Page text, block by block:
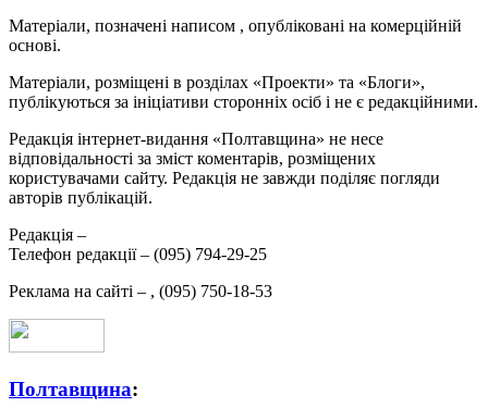
Матеріали, позначені написом , опубліковані на комерційній
основі.
Матеріали, розміщені в розділах «Проекти» та «Блоги»,
публікуються за ініціативи сторонніх осіб і не є редакційними.
Редакція інтернет-видання «Полтавщина» не несе
відповідальності за зміст коментарів, розміщених
користувачами сайту. Редакція не завжди поділяє погляди
авторів публікацій.
Редакція –
Телефон редакції – (095) 794-29-25
Реклама на сайті – , (095) 750-18-53
Полтавщина: